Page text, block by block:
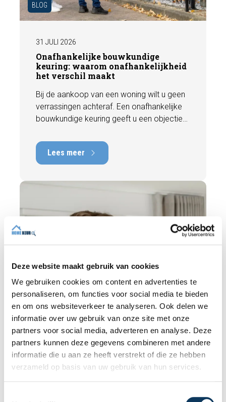
Deze website maakt gebruik van cookies
We gebruiken cookies om content en advertenties te
personaliseren, om functies voor social media te bieden
en om ons websiteverkeer te analyseren. Ook delen we
informatie over uw gebruik van onze site met onze
partners voor social media, adverteren en analyse. Deze
partners kunnen deze gegevens combineren met andere
informatie die u aan ze heeft verstrekt of die ze hebben
verzameld op basis van uw gebruik van hun services.
BLOG
31 JULI 2026
Onafhankelijke bouwkundige
keuring: waarom onafhankelijkheid
het verschil maakt
Bij de aankoop van een woning wilt u geen
verrassingen achteraf. Een onafhankelijke
bouwkundige keuring geeft u een objectief
woning, inclusief eventuele gebreken,
onderhoudspunten en te verwachten
herstelkosten. In deze blog leest u waarom
onafhankelijkheid zo belangrijk is en hoe
een deskundige bouwkundige inspectie u
helpt om met vertrouwen een woning te
kopen of te verkopen.
Lees meer
BLOG